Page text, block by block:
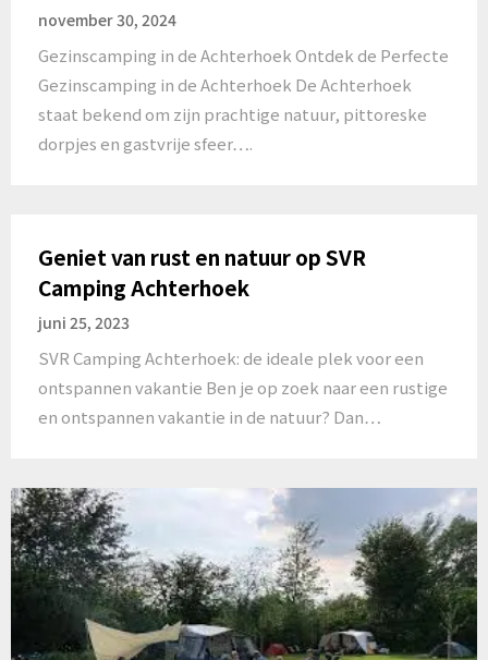
november 30, 2024
Gezinscamping in de Achterhoek Ontdek de Perfecte
Gezinscamping in de Achterhoek De Achterhoek
staat bekend om zijn prachtige natuur, pittoreske
dorpjes en gastvrije sfeer….
Geniet van rust en natuur op SVR
Camping Achterhoek
juni 25, 2023
SVR Camping Achterhoek: de ideale plek voor een
ontspannen vakantie Ben je op zoek naar een rustige
en ontspannen vakantie in de natuur? Dan…